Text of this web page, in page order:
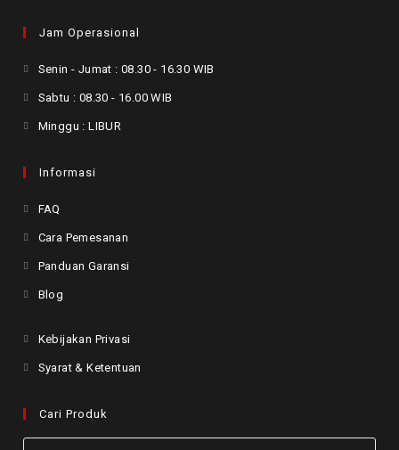
Jam Operasional
Senin - Jumat : 08.30 - 16.30 WIB
Sabtu : 08.30 - 16.00 WIB
Minggu : LIBUR
Informasi
FAQ
Cara Pemesanan
Panduan Garansi
Blog
Kebijakan Privasi
Syarat & Ketentuan
Cari Produk